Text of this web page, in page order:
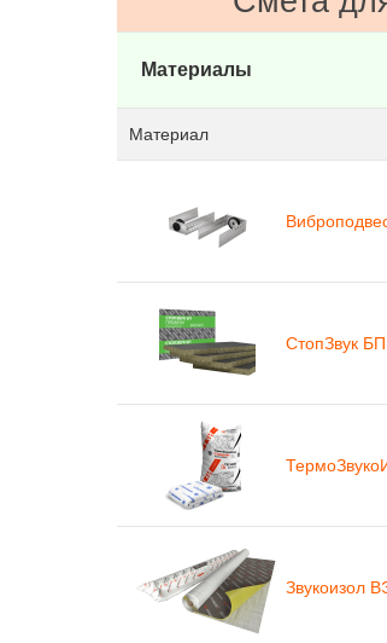
Материалы
Материал
СтопЗвук
Звукоизол